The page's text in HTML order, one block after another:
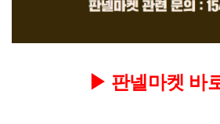
▶ 판넬마켓 바